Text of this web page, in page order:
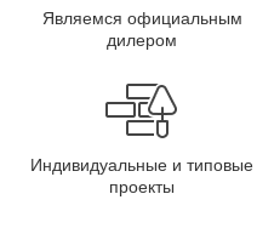
Являемся официальным
дилером
Индивидуальные и типовые
проекты